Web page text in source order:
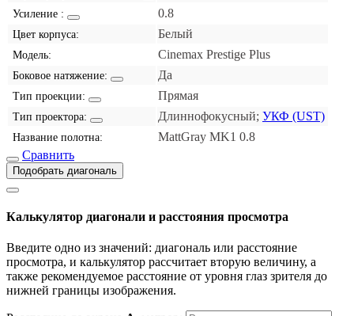
Усиление : 0.8
Цвет корпуса: Белый
Модель: Cinemax Prestige Plus
Боковое натяжение: Да
Тип проекции: Прямая
Тип проектора: Длиннофокусный; УКФ (UST)
Название полотна:
MattGray MK1 0.8
Сравнить
Подобрать диагональ
Калькулятор диагонали и расстояния просмотра
Введите одно из значений: диагональ или расстояние
просмотра, и калькулятор рассчитает вторую величину, а
также рекомендуемое расстояние от уровня глаз зрителя до
нижней границы изображения.